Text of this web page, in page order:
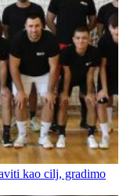
kao cilj, gradimo